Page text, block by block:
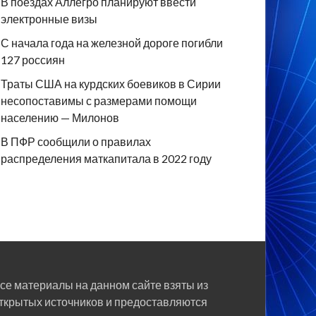
электронные визы
С начала года на железной дороге погибли
127 россиян
Траты США на курдских боевиков в Сирии
несопоставимы с размерами помощи
населению — Милонов
В ПФР сообщили о правилах
распределения маткапитала в 2022 году
материалы на данном сайте взяты из
источников и предоставляются